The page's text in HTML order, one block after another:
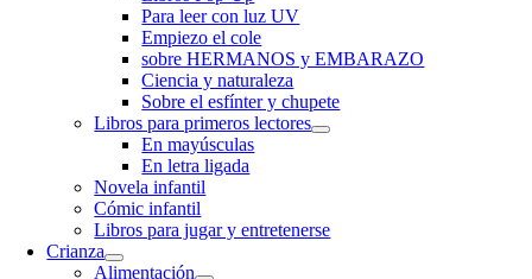
Para leer con luz UV
Empiezo el cole
sobre HERMANOS y EMBARAZO
Ciencia y naturaleza
Sobre el esfínter y chupete
Libros para primeros lectores
En mayúsculas
En letra ligada
Novela infantil
Cómic infantil
Libros para jugar y entretenerse
Crianza
Alimentación